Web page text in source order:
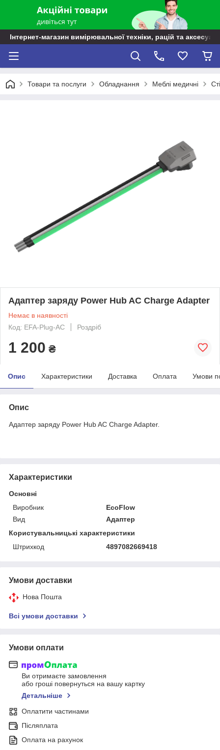
Інтернет-магазин вимірювальної техніки, рацій та
Товари та послуги Обладнання Меблі медичні
Адаптер заряду Power Hub AC Charge Adapter
Немає в наявності
Код: EFA-Plug-AC
Роздріб
1 200 ₴
Опис Характеристики Доставка Оплата Умови
Опис
Адаптер заряду Power Hub AC Charge Adapter.
Характеристики
Основні
Виробник
EcoFlow
Вид
Адаптер
Користувальницькі характеристики
Штрихкод
4897082669418
Умови доставки
Нова Пошта
Всі умови доставки
Умови оплати
Ви отримаєте замовлення
або гроші повернуться на вашу картку
Детальніше
Оплатити частинами
Післяплата
Оплата на рахунок